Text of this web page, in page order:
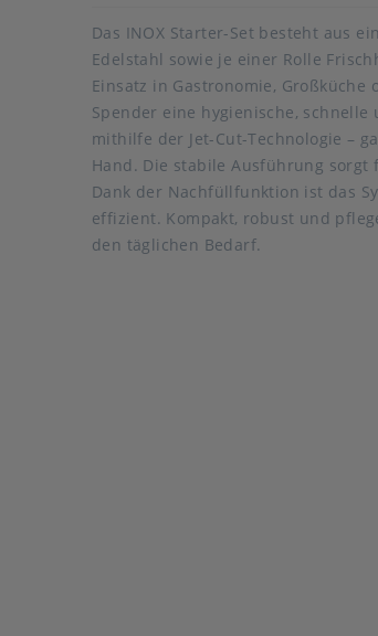
Das INOX Starter-Set besteht aus
Edelstahl sowie je einer Rolle
Einsatz in Gastronomie,
Spender eine hygienische,
mithilfe der Jet-Cut-Technologie –
Hand. Die stabile Ausführung
Dank der Nachfüllfunktion ist das
effizient. Kompakt, robust und
den täglichen Bedarf.